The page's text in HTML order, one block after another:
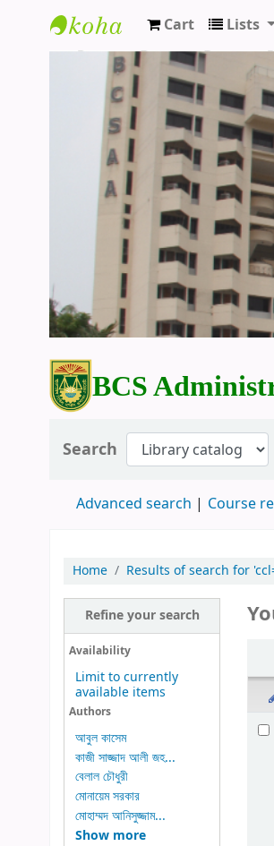
BCS Administration
Cart Lists
BCS
Search
Advanced search Course
Home Results of search for
Refine your search
Availability
Limit to currently
available items
Authors
আবুল কাসেম
কাজী সাজ্জাদ আলী জহ...
বেলাল চৌধুরী
মোনায়েম সরকার
মোহাম্মদ আনিসুজ্জাম...
Show more